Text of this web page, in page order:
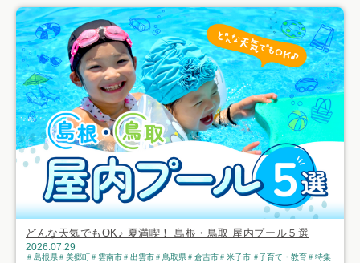
どんな天気でもOK♪ 夏満喫！ 島根・鳥取 屋内プール５選
2026.07.29
島根県 美郷町 雲南市 出雲市 鳥取県 倉吉市 米子市 子育て・教育 特集